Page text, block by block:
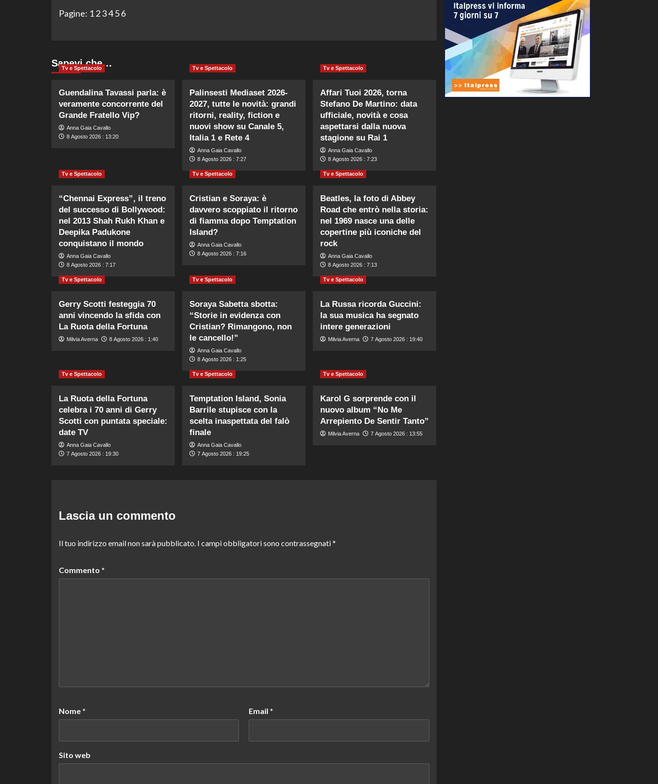
Pagine: 1 2 34 5 6
Sapevi che…
Tv e Spettacolo
Guendalina Tavassi parla: è
veramente concorrente del
Grande Fratello Vip?
Anna Gaia Cavallo
8 Agosto 2026 : 13:20
Tv e Spettacolo
Palinsesti Mediaset 2026-
2027, tutte le novità: grandi
ritorni, reality, fiction e
nuovi show su Canale 5,
Italia 1 e Rete 4
Anna Gaia Cavallo
8 Agosto 2026 : 7:27
Tv e Spettacolo
Affari Tuoi 2026, torna
Stefano De Martino: data
ufficiale, novità e cosa
aspettarsi dalla nuova
stagione su Rai 1
Anna Gaia Cavallo
8 Agosto 2026 : 7:23
Tv e Spettacolo
“Chennai Express”, il treno
del successo di Bollywood:
nel 2013 Shah Rukh Khan e
Deepika Padukone
conquistano il mondo
Anna Gaia Cavallo
8 Agosto 2026 : 7:17
Tv e Spettacolo
Cristian e Soraya: è
davvero scoppiato il ritorno
di fiamma dopo Temptation
Island?
Anna Gaia Cavallo
8 Agosto 2026 : 7:16
Tv e Spettacolo
Beatles, la foto di Abbey
Road che entrò nella storia:
nel 1969 nasce una delle
copertine più iconiche del
rock
Anna Gaia Cavallo
8 Agosto 2026 : 7:13
Tv e Spettacolo
Gerry Scotti festeggia 70
anni vincendo la sfida con
La Ruota della Fortuna
Milvia Averna 8 Agosto 2026 : 1:40
Tv e Spettacolo
Soraya Sabetta sbotta:
“Storie in evidenza con
Cristian? Rimangono, non
le cancello!”
Anna Gaia Cavallo
8 Agosto 2026 : 1:25
Tv e Spettacolo
La Russa ricorda Guccini:
la sua musica ha segnato
intere generazioni
Milvia Averna 7 Agosto 2026 : 19:40
Tv e Spettacolo
La Ruota della Fortuna
celebra i 70 anni di Gerry
Scotti con puntata speciale:
date TV
Anna Gaia Cavallo
7 Agosto 2026 : 19:30
Tv e Spettacolo
Temptation Island, Sonia
Barrile stupisce con la
scelta inaspettata del falò
finale
Anna Gaia Cavallo
7 Agosto 2026 : 19:25
Tv e Spettacolo
Karol G sorprende con il
nuovo album “No Me
Arrepiento De Sentir Tanto”
Milvia Averna 7 Agosto 2026 : 13:55
Lascia un commento
Il tuo indirizzo email non sarà pubblicato. I campi obbligatori sono contrassegnati*
Commento *
Nome * Email *
Sito web